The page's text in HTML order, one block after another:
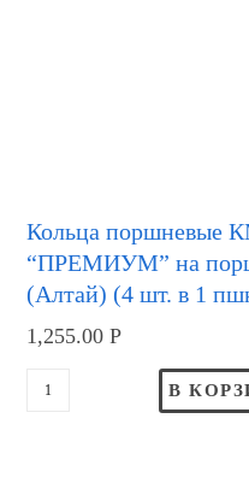
Кольца поршневые
“ПРЕМИУМ” на
(Алтай) (4 шт. в 1
1,255.00Р
В